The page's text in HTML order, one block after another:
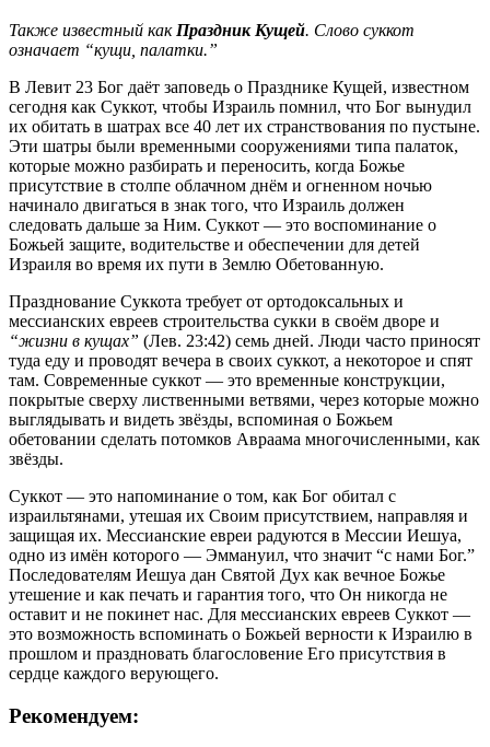
Также известный как Праздник Кущей. Слово суккот
означает “кущи, палатки.”
В Левит 23 Бог даёт заповедь о Празднике Кущей, известном
сегодня как Суккот, чтобы Израиль помнил, что Бог вынудил
их обитать в шатрах все 40 лет их странствования по пустыне.
Эти шатры были временными сооружениями типа палаток,
которые можно разбирать и переносить, когда Божье
присутствие в столпе облачном днём и огненном ночью
начинало двигаться в знак того, что Израиль должен
следовать дальше за Ним. Суккот — это воспоминание о
Божьей защите, водительстве и обеспечении для детей
Израиля во время их пути в Землю Обетованную.
Празднование Суккота требует от ортодоксальных и
мессианских евреев строительства сукки в своём дворе и
“жизни в кущах” (Лев. 23:42) семь дней. Люди часто приносят
туда еду и проводят вечера в своих суккот, а некоторое и спят
там. Современные суккот — это временные конструкции,
покрытые сверху лиственными ветвями, через которые можно
выглядывать и видеть звёзды, вспоминая о Божьем
обетовании сделать потомков Авраама многочисленными, как
звёзды.
Суккот — это напоминание о том, как Бог обитал с
израильтянами, утешая их Своим присутствием, направляя и
защищая их. Мессианские евреи радуются в Мессии Иешуа,
одно из имён которого — Эммануил, что значит “с нами Бог.”
Последователям Иешуа дан Святой Дух как вечное Божье
утешение и как печать и гарантия того, что Он никогда не
оставит и не покинет нас. Для мессианских евреев Суккот —
это возможность вспоминать о Божьей верности к Израилю в
прошлом и праздновать благословение Его присутствия в
сердце каждого верующего.
Рекомендуем: